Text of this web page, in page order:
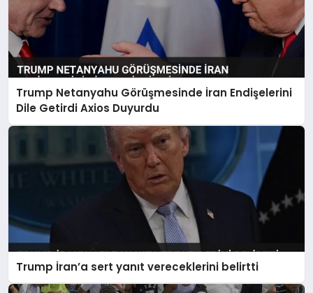
Trump Netanyahu Görüşmesinde İran Endişelerini
Dile Getirdi Axios Duyurdu
Trump İran’a sert yanıt vereceklerini belirtti